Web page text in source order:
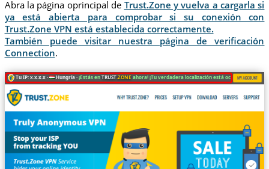
Abra la página oprincipal de Trust.Zone y vuelva a cargarla si
ya está abierta para comprobar si su conexión con
Trust.Zone VPN está establecida correctamente.
También puede visitar nuestra página de verificación
Connection.
Tu IP: x.x.x.x · Hungría ·¡Estás enTRUST.ZONE ahora! ¡Tu verdadera localización está oculta!